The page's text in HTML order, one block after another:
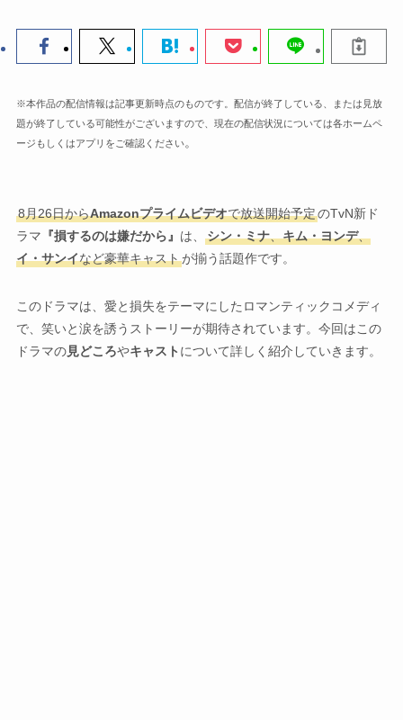
※本作品の配信情報は記事更新時点のものです。配信が終了している、または見放
題が終了している可能性がございますので、現在の配信状況については各ホームペ
ージもしくはアプリをご確認ください。
8月26日からAmazonプライムビデオで放送開始予定のTvN新ド
ラマ 『損するのは嫌だから』 は、 シン・ミナ、キム・ヨンデ、
イ・サンイなど豪華キャストが揃う話題作です。
このドラマは、愛と損失をテーマにしたロマンティックコメディ
で、笑いと涙を誘うストーリーが期待されています。今回はこの
ドラマの見どころやキャスト について詳しく紹介していきます。